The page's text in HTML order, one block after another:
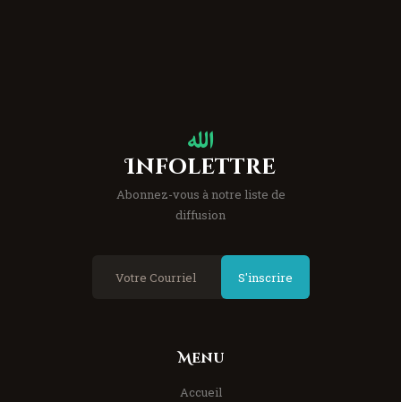
Infolettre
Abonnez-vous à notre liste de
diffusion
S'inscrire
Menu
Accueil